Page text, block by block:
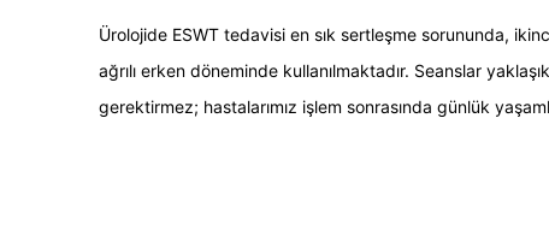
Ürolojide ESWT tedavisi en sık sertleşme sorununda,
ağrılı erken döneminde kullanılmaktadır. Seanslar
gerektirmez; hastalarımız işlem sonrasında günlük